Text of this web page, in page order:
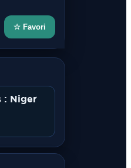
☆ Favori
: Niger